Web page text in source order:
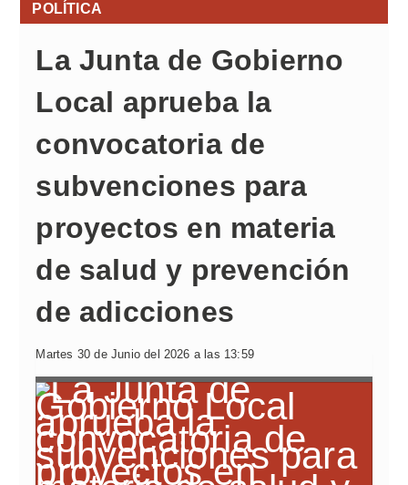
POLÍTICA
La Junta de Gobierno
Local aprueba la
convocatoria de
subvenciones para
proyectos en materia
de salud y prevención
de adicciones
Martes 30 de Junio del 2026 a las 13:59